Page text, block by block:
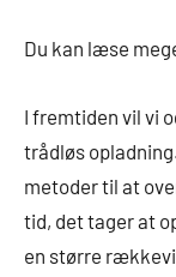
Du kan læse
I fremtiden vil vi
trådløs
metoder til at
tid, det tager at
en større